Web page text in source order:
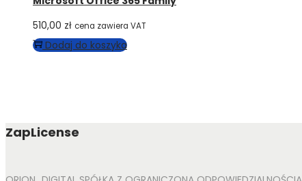
510,00 zł cena zawiera VAT
Dodaj do koszyka
ZapLicense